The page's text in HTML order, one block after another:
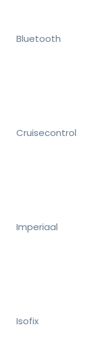
Bluetooth
Cruisecontrol
Imperiaal
Isofix